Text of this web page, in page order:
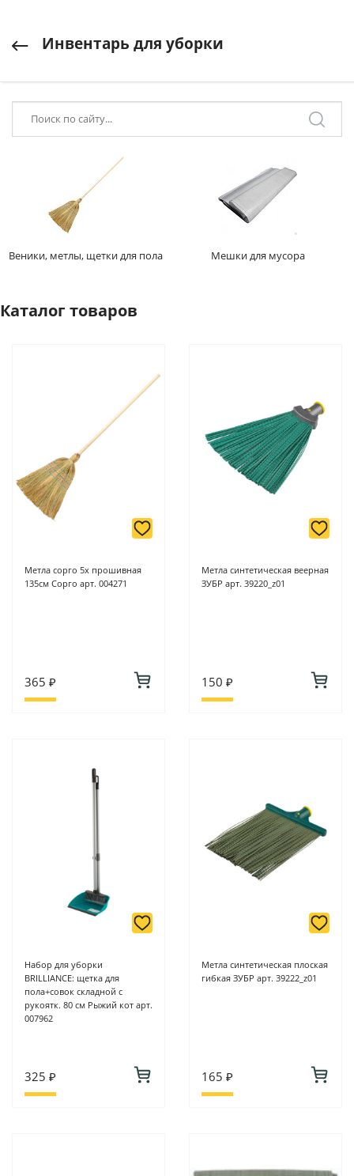
Инвентарь для уборки
Веники, метлы, щетки для пола Мешки для мусора
Каталог товаров
Метла сорго 5х прошивная
135см Сорго арт. 004271
365 ₽
Метла синтетическая веерная
ЗУБР арт. 39220_z01
150 ₽
Набор для уборки
BRILLIANCE: щетка для
пола+совок складной с
рукоятк. 80 см Рыжий кот арт.
007962
325 ₽
Метла синтетическая плоская
гибкая ЗУБР арт. 39222_z01
165 ₽